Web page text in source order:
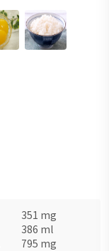
351 mg
386 ml
795 mg